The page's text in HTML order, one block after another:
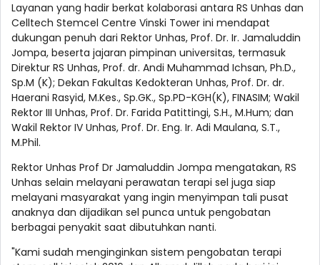
Layanan yang hadir berkat kolaborasi antara RS Unhas dan
Celltech Stemcel Centre Vinski Tower ini mendapat
dukungan penuh dari Rektor Unhas, Prof. Dr. Ir. Jamaluddin
Jompa, beserta jajaran pimpinan universitas, termasuk
Direktur RS Unhas, Prof. dr. Andi Muhammad Ichsan, Ph.D.,
Sp.M (K); Dekan Fakultas Kedokteran Unhas, Prof. Dr. dr.
Haerani Rasyid, M.Kes., Sp.GK., Sp.PD-KGH(K), FINASIM; Wakil
Rektor III Unhas, Prof. Dr. Farida Patittingi, S.H., M.Hum; dan
Wakil Rektor IV Unhas, Prof. Dr. Eng. Ir. Adi Maulana, S.T.,
M.Phil.
Rektor Unhas Prof Dr Jamaluddin Jompa mengatakan, RS
Unhas selain melayani perawatan terapi sel juga siap
melayani masyarakat yang ingin menyimpan tali pusat
anaknya dan dijadikan sel punca untuk pengobatan
berbagai penyakit saat dibutuhkan nanti.
"Kami sudah menginginkan sistem pengobatan terapi